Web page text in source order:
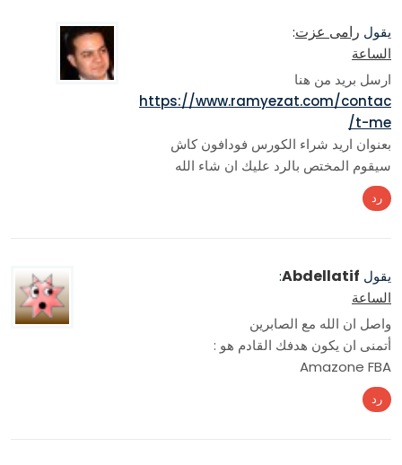
يقول رامى عزت:
الساعة
ارسل بريد من هنا
https://www.ramyezat.com/contac
t-me/
بعنوان اريد شراء الكورس فودافون كاش
سيقوم المختص بالرد عليك ان شاء الله
رد
يقول Abdellatif
:
الساعة
واصل ان الله مع الصابرين
أتمنى ان يكون هدفك القادم هو :
Amazone FBA
رد